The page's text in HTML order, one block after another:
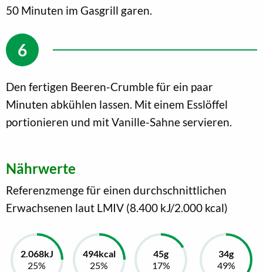
50 Minuten im Gasgrill garen.
Den fertigen Beeren-Crumble für ein paar
Minuten abkühlen lassen. Mit einem Esslöffel
portionieren und mit Vanille-Sahne servieren.
Nährwerte
Referenzmenge für einen durchschnittlichen
Erwachsenen laut LMIV (8.400 kJ/2.000 kcal)